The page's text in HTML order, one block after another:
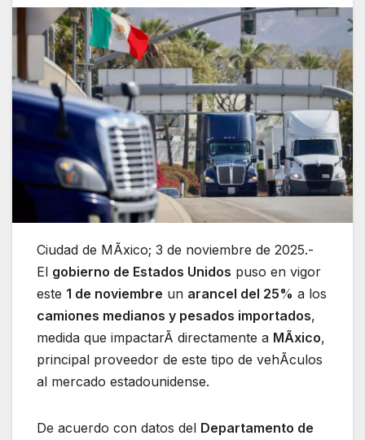
Ciudad de MÃxico; 3 de noviembre de 2025.-
El gobierno de Estados Unidos puso en vigor
este 1 de noviembre un arancel del 25% a los
camiones medianos y pesados importados,
medida que impactarÃ directamente a MÃxico,
principal proveedor de este tipo de vehÃculos
al mercado estadounidense.
De acuerdo con datos del Departamento de